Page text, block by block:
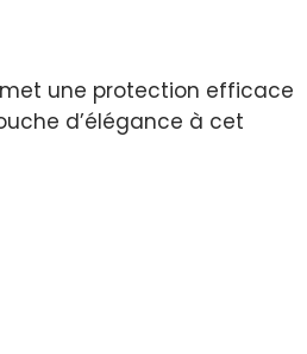
une protection efficace
d’élégance à cet